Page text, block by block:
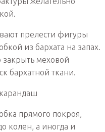
прелести фигуры
из бархата на запах.
меховой
бархатной ткани.
прямого покроя,
колен, а иногда и